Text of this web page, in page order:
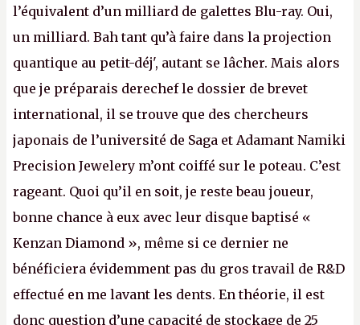
l’équivalent d’un milliard de galettes Blu-ray. Oui,
un milliard. Bah tant qu’à faire dans la projection
quantique au petit-déj', autant se lâcher. Mais alors
que je préparais derechef le dossier de brevet
international, il se trouve que des chercheurs
japonais de l’université de Saga et Adamant Namiki
Precision Jewelery m’ont coiffé sur le poteau. C’est
rageant. Quoi qu’il en soit, je reste beau joueur,
bonne chance à eux avec leur disque baptisé «
Kenzan Diamond », même si ce dernier ne
bénéficiera évidemment pas du gros travail de R&D
effectué en me lavant les dents. En théorie, il est
donc question d’une capacité de stockage de 25